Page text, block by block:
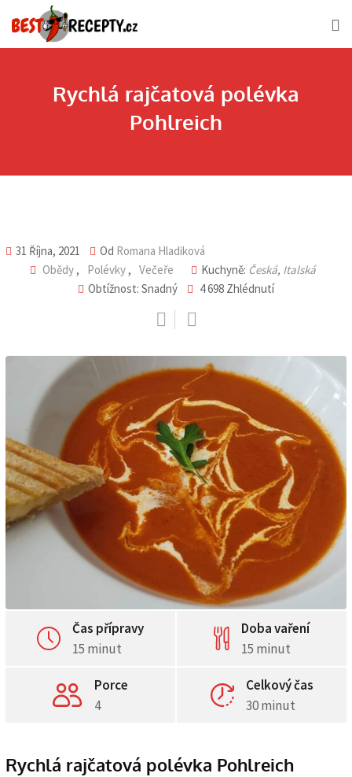
to
Rychlá rajčatová polévka
Pohlreich
31 Října, 2021 Od Romana Hladiková
Obědy , Polévky , Večeře Kuchyně: Česká, Italská
Obtížnost: Snadný
4 698 Zhlédnutí
Čas přípravy
15 minut
Doba vaření
15 minut
Porce
4
Celkový čas
30 minut
Rychlá rajčatová polévka Pohlreich